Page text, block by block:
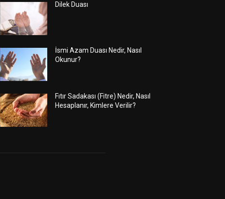
Dilek Duası
İsmi Azam Duası Nedir, Nasıl
Okunur?
Fıtır Sadakası (Fitre) Nedir, Nasıl
Hesaplanır, Kimlere Verilir?